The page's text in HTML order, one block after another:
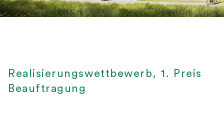
Realisierungswettbewerb, 1. Preis
Beauftragung